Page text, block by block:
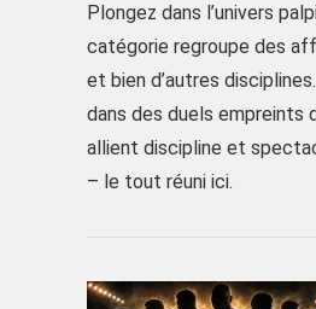
Plongez dans l’univers
catégorie regroupe des
et bien d’autres
dans des duels empreints
allient discipline et
– le tout réuni ici.